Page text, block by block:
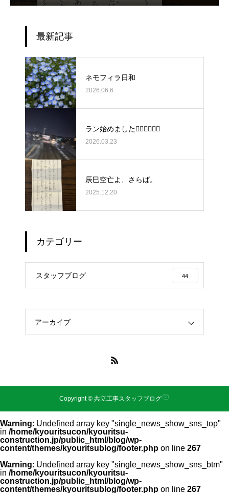
最新記事
ネモフィラ日和
2026.06.6
ラン始めました🏃‍♀️🏃‍♀️🏃‍♀️
2026.03.23
辰巳空亡よ、さらば。
2025.12.20
カテゴリー
スタッフブログ 44
アーカイブ
Copyright © 共立工事スタッフブログ
Warning: Undefined array key "single_news_show_sns_top"
in /home/kyouritsucon/kyouritsu-
construction.jp/public_html/blog/wp-
content/themes/kyouritsublog/footer.php on line 267
Warning: Undefined array key "single_news_show_sns_btm"
in /home/kyouritsucon/kyouritsu-
construction.jp/public_html/blog/wp-
content/themes/kyouritsublog/footer.php on line 267